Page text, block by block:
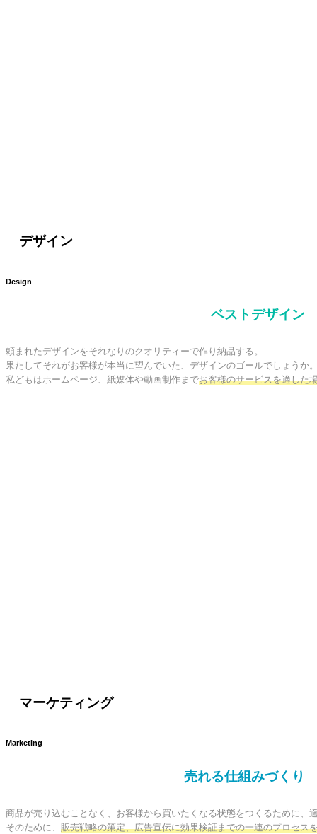
デザイン
Design
ベストデザイン
頼まれたデザインをそれなりのクオリティーで作り納品する。
果たしてそれがお客様が本当に望んでいた、デザインのゴールでしょうか
私どもはホームページ、紙媒体や動画制作までお客様のサービスを適した
マーケティング
Marketing
売れる仕組みづくり
商品が売り込むことなく、お客様から買いたくなる状態をつくるために
そのために、 販売戦略の策定、広告宣伝に効果検証までの一連のプロセス